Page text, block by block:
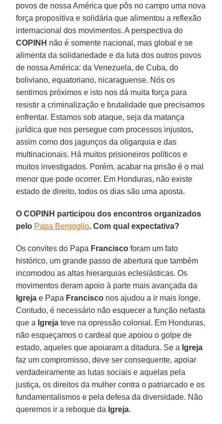
povos de nossa América que pôs no campo uma nova
força propositiva e solidária que alimentou a reflexão
internacional dos movimentos. A perspectiva do
COPINH não é somente nacional, mas global e se
alimenta da solidariedade e da luta dos outros povos
de nossa América: da Venezuela, de Cuba, do
boliviano, equatoriano, nicaraguense. Nós os
sentimos próximos e isto nos dá muita força para
resistir a criminalização e brutalidade que precisamos
enfrentar. Estamos sob ataque, seja da matança
jurídica que nos persegue com processos injustos,
assim como dos jagunços da oligarquia e das
multinacionais. Há muitos prisioneiros políticos e
muitos investigados. Porém, acabar na prisão é o mal
menor que pode ocorrer. Em Honduras, não existe
estado de direito, todos os dias são uma aposta.
O COPINH participou dos encontros organizados
pelo Papa Bergoglio. Com qual expectativa?
Os convites do Papa Francisco foram um fato
histórico, um grande passo de abertura que também
incomodou as altas hierarquias eclesiásticas. Os
movimentos deram apoio à parte mais avançada da
Igreja e Papa Francisco nos ajudou a ir mais longe.
Contudo, é necessário não esquecer a função nefasta
que a Igreja teve na opressão colonial. Em Honduras,
não esqueçamos o cardeal que apoiou o golpe de
estado, aqueles que apoiaram a ditadura. Se a Igreja
faz um compromisso, deve ser consequente, apoiar
verdadeiramente as lutas sociais e aquelas pela
justiça, os direitos da mulher contra o patriarcado e os
fundamentalismos e pela defesa da diversidade. Não
queremos ir a reboque da Igreja.